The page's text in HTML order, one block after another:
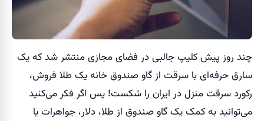
چند روز پیش کلیپ جالبی در فضای مجازی منتشر شد که یک
سارق حرفه‌ای با سرقت از گاو صندوق خانه یک طلا فروش،
رکورد سرقت منزل در ایران را شکست! پس اگر فکر می‌کنید
می‌توانید به کمک یک گاو صندوق از طلا، دلار، جواهرات یا